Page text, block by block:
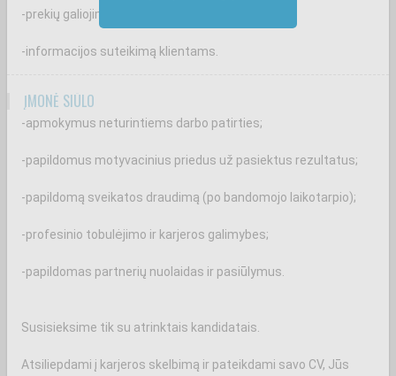
-prekių galiojimo terminų kontrolę;
-informacijos suteikimą klientams.
ĮMONĖ SIŪLO
-apmokymus neturintiems darbo patirties;
-papildomus motyvacinius priedus už pasiektus rezultatus;
-papildomą sveikatos draudimą (po bandomojo laikotarpio);
-profesinio tobulėjimo ir karjeros galimybes;
-papildomas partnerių nuolaidas ir pasiūlymus.
Susisieksime tik su atrinktais kandidatais.
Atsiliepdami į karjeros skelbimą ir pateikdami savo CV, Jūs